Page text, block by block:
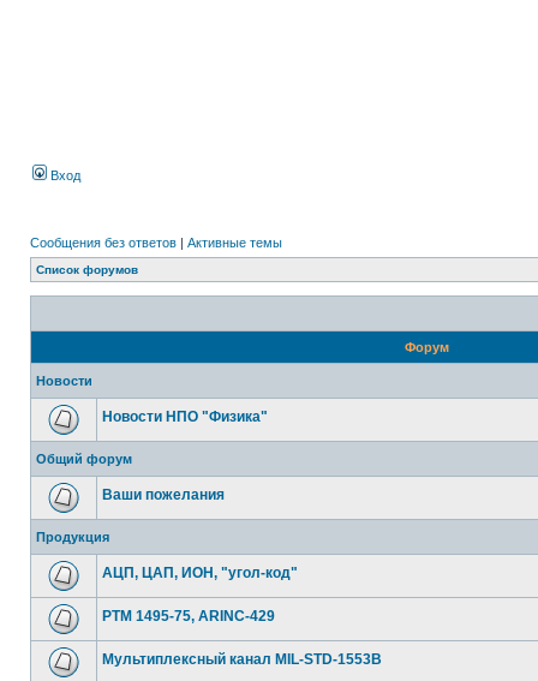
Вход
Сообщения без ответов | Активные темы
Список форумов
Форум
Новости
Новости НПО "Физика"
Общий форум
Ваши пожелания
Продукция
АЦП, ЦАП, ИОН, "угол-код"
РТМ 1495-75, ARINC-429
Мультиплексный канал MIL-STD-1553B